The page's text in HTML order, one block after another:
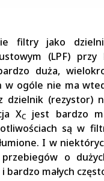
filtry jako
(LPF) przy
duża,
ogóle nie ma
dzielnik (rezystor)
XC
jest bardzo
są w
I w
o
bardzo małych